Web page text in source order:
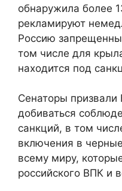
обнаружила более
рекламируют
Россию
том числе для
находится под
Сенаторы
добиваться
санкций, в том
включения в
всему миру,
российского ВПК и